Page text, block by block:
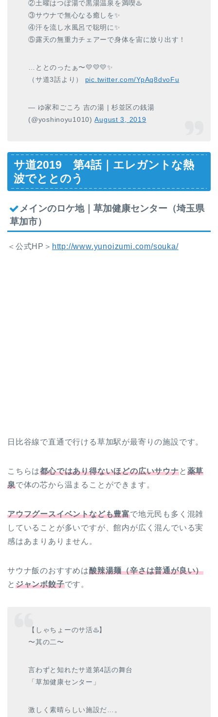
②土曜はつぼ湯で黒湯温泉を満喫♨️
③サウナで無心なる癒しを✨
④汗を流し水風呂で聡明に✨
⑤露天の無重力チェアーで身体を宙に放り出す！
…ととのったぁ〜💛💛💛✨
（サ道3話より） pic.twitter.com/YpAq8dvoFu
— ゆ家和ごころ 吉の湯 | 杉並区の銭湯
(@yoshinoyu1010)August 3, 2019
サ道2019 第4話｜エレガントな熱
波でととのう
メインのロケ地｜草加健康センター（埼玉県
草加市）
＜公式HP＞ http://www.yunoizumi.com/souka/
日比谷線で直通で行ける草加駅が最寄りの施設です。
こちらは都心ではあり得ないほどの広いサウナと 薬草
泉で体の芯から温まることができます。
アウフグースイベントなども豊富で地元民も多く混雑
していることが多いですが、館内が広く混んでいる実
感はあまりありません。
サウナ飯のおすすめは酸辣湯麺（辛さは普通が良い）
と ジャンボ餃子です。
【しゃちょーのサ活♨️】
〜其の二〜
言わずと知れたサ道第4話の舞台
「草加健康センター」
激しく素晴らしい施設だ…。